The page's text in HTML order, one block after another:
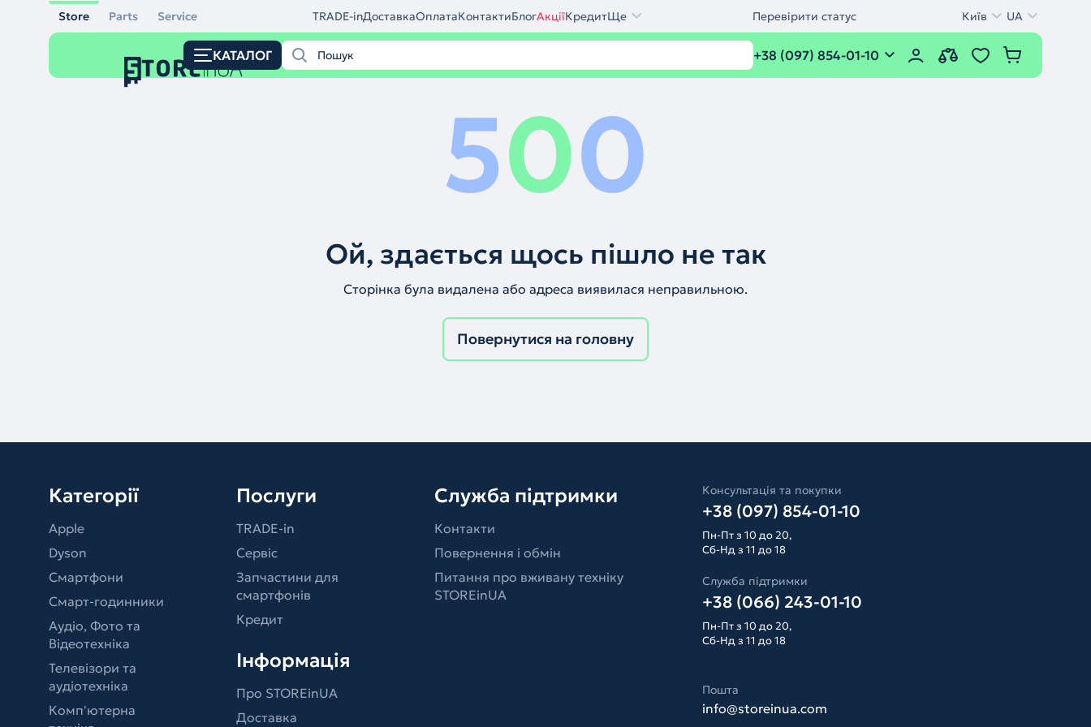
Store Parts Service TRADE-inДоставкаОплатаКонтактиБлогАкціїКредитЩе Перевірити статус Київ UA
КАТАЛОГ +38 (097) 854-01-10
500
Ой, здається щось пішло не так
Сторінка була видалена або адреса виявилася неправильною.
Повернутися на головну
Категорії
Apple
Dyson
Смартфони
Смарт-годинники
Аудіо, Фото та
Відеотехніка
Телевізори та
аудіотехніка
Комп'ютерна
Послуги
TRADE-in
Сервіс
Запчастини для
смартфонів
Кредит
Інформація
Про STOREinUA
Доставка
Служба підтримки
Контакти
Повернення і обмін
Питання про вживану техніку
STOREinUA
Консультація та покупки
+38 (097) 854-01-10
Пн-Пт з 10 до 20,
Сб-Нд з 11 до 18
Служба підтримки
+38 (066) 243-01-10
Пн-Пт з 10 до 20,
Сб-Нд з 11 до 18
Пошта
info@storeinua.com